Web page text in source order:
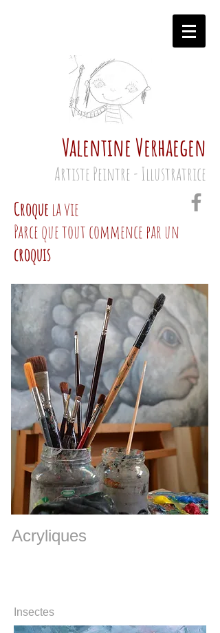
Valentine Verhaegen
Artiste Peintre - Illustratrice
Croque la vie
Parce que tout commence par un
croquis
Acryliques
Insectes